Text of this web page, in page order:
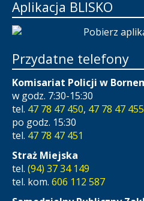
Aplikacja BLISKO
Przydatne telefony
Komisariat Policji w
w godz. 7:30-15:30
tel. 47 78 47 450, 47 78 47 455
po godz. 15:30
tel. 47 78 47 451
Straż Miejska
tel. (94) 37 34 149
tel. kom. 606 112 587